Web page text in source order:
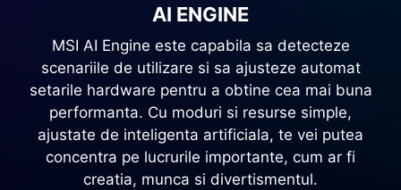
AI ENGINE
MSI AI Engine este capabila sa detecteze
scenariile de utilizare si sa ajusteze automat
setarile hardware pentru a obtine cea mai buna
performanta. Cu moduri si resurse simple,
ajustate de inteligenta artificiala, te vei putea
concentra pe lucrurile importante, cum ar fi
creatia, munca si divertismentul.